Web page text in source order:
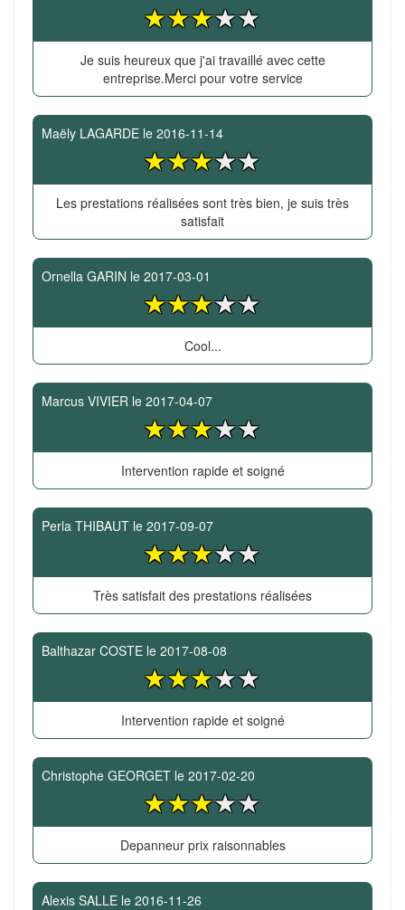
Je suis heureux que j'ai travaillé avec cette
entreprise.Merci pour votre service
Maëly LAGARDE le 2016-11-14
Les prestations réalisées sont très bien, je suis très
satisfait
Ornella GARIN le 2017-03-01
Cool...
Marcus VIVIER le 2017-04-07
Intervention rapide et soigné
Perla THIBAUT le 2017-09-07
Très satisfait des prestations réalisées
Balthazar COSTE le 2017-08-08
Intervention rapide et soigné
Christophe GEORGET le 2017-02-20
Depanneur prix raisonnables
Alexis SALLE le 2016-11-26